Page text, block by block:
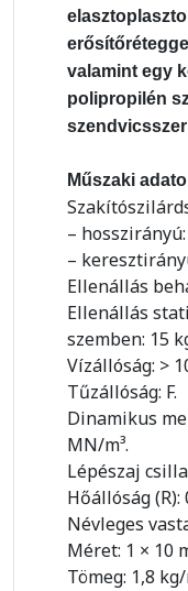
valamint egy
polipropilén
Műszaki
–
–
Ellenállás
Ellenállás
szemben: 15
Vízállóság: >
Tűzállóság: F.
Dinamikus
MN/m³.
Lépészaj
Hőállóság (R):
Névleges
Méret: 1 × 10
Tömeg: 1,8 kg/